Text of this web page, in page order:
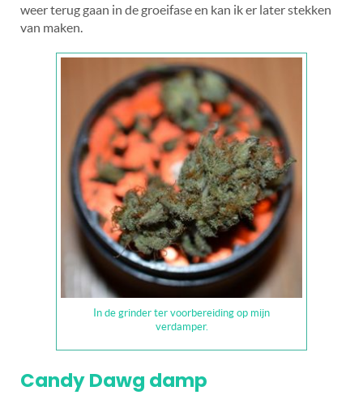
weer terug gaan in de groeifase en kan ik er later stekken
van maken.
In de grinder ter voorbereiding op mijn
verdamper.
Candy Dawg damp